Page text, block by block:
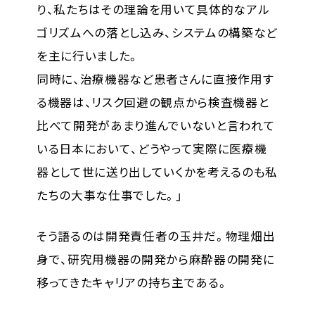
り、私たちはその理論を用いて具体的なアル
ゴリズムへの落とし込み、システムの構築など
を主に行いました。
同時に、治療機器など患者さんに直接作用す
る機器は、リスク回避の観点から検査機器と
比べて開発があまり進んでいないと言われて
いる日本において、どうやって実際に医療機
器として世に送り出していくかを考えるのも私
たちの大事な仕事でした。」
そう語るのは開発責任者の玉井だ。物理畑出
身で、研究用機器の開発から麻酔器の開発に
移ってきたキャリアの持ち主である。